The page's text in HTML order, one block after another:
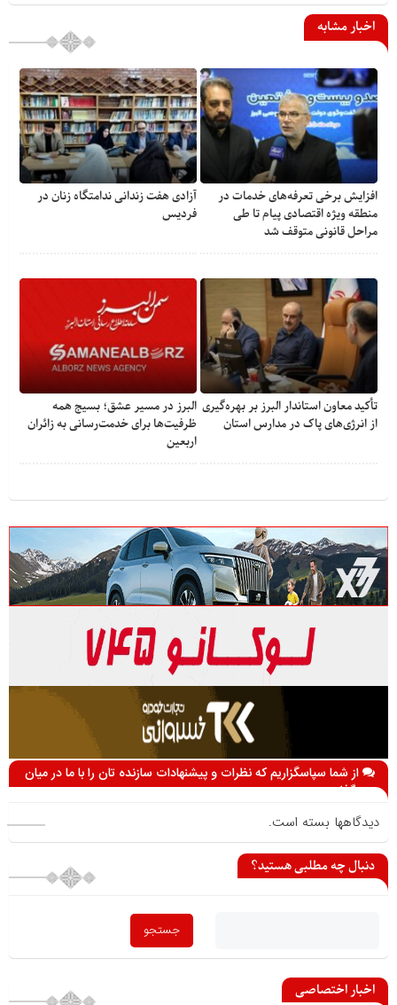
اخبار مشابه
افزایش برخی تعرفه‌های خدمات در
منطقه ویژه اقتصادی پیام تا طی
مراحل قانونی متوقف شد
آزادی هفت زندانی ندامتگاه زنان در
فردیس
تأکید معاون استاندار البرز بر بهره‌گیری
از انرژی‌های پاک در مدارس استان
البرز در مسیر عشق؛ بسیج همه
ظرفیت‌ها برای خدمت‌رسانی به زائران
اربعین
از شما سپاسگزاریم که نظرات و پیشنهادات سازنده تان را با ما در میان
می گذارید
دیدگاهها بسته است.
دنبال چه مطلبی هستید؟
اخبار اختصاصی